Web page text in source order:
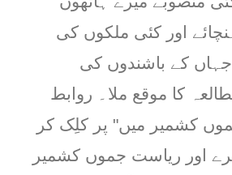
اور کئی ملکوں کی
کے باشندوں کی
کا موقع ملا۔ روابط
کشمیر میں" پر کلِک کر
اور ریاست جموں کشمیر